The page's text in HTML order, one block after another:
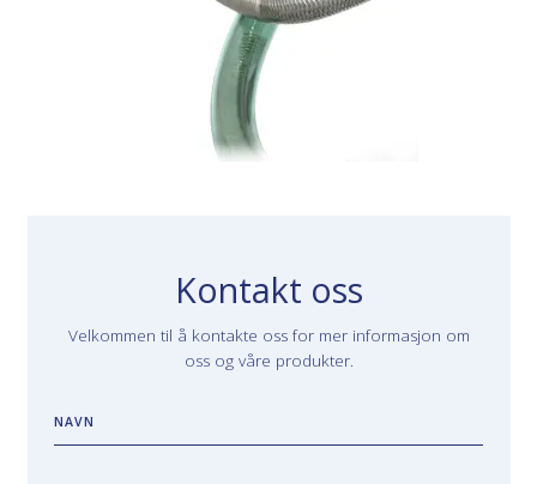
Kontakt oss
Velkommen til å kontakte oss for mer informasjon om
oss og våre produkter.
NAVN